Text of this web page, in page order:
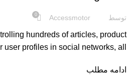
توسط Accessmotor
0
hundreds of articles, product
user profiles in social networks, all
ادامه مطلب